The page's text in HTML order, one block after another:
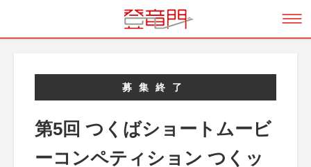
募集終了
第5回 つくばショートムービ
ーコンペティション つくッ